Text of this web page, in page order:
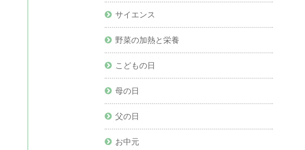
サイエンス
野菜の加熱と栄養
こどもの日
母の日
父の日
お中元